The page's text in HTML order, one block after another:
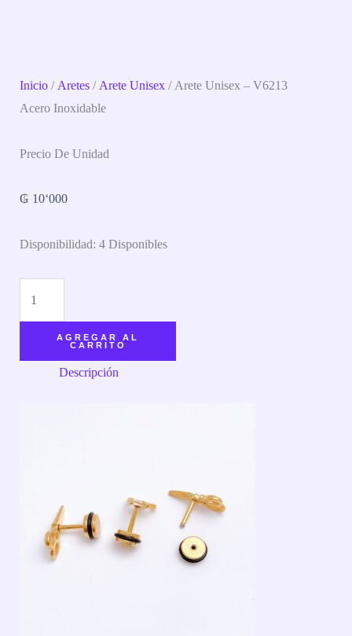
Inicio /Aretes /Arete Unisex / Arete Unisex – V6213
Acero Inoxidable
Precio De Unidad
₲ 10‘000
Disponibilidad: 4 Disponibles
AGREGAR AL
CARRITO
Descripción